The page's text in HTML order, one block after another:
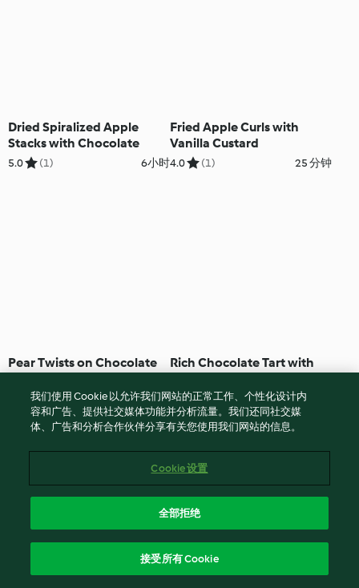
Dried Spiralized Apple
Stacks with Chocolate
5.0 (1) 6小时
Fried Apple Curls with
Vanilla Custard
4.0 (1) 25 分钟
Pear Twists on Chocolate
(5) 30 分钟
Rich Chocolate Tart with
5.0 (1) 4小时 15 分钟
我们使用 Cookie 以允许我们网站的正常工作、个性化设计内
容和广告、提供社交媒体功能并分析流量。我们还同社交媒
体、广告和分析合作伙伴分享有关您使用我们网站的信息。
Cookie 设置
全部拒绝
接受所有 Cookie